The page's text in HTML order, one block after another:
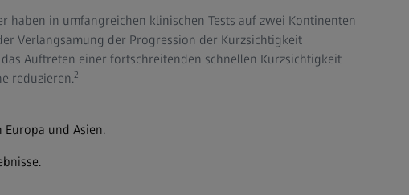
haben in umfangreichen klinischen Tests auf zwei Kontinenten
Verlangsamung der Progression der Kurzsichtigkeit
Auftreten einer fortschreitenden schnellen Kurzsichtigkeit
reduzieren.2
Europa und Asien.